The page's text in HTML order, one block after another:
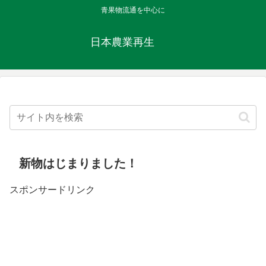
青果物流通を中心に
日本農業再生
新物はじまりました！
スポンサードリンク